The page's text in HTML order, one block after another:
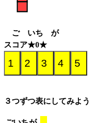
ご いち が
スコア★0★
３つずつ表にしてみよう